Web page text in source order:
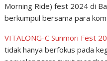
Morning Ride) fest 2024 di
berkumpul bersama para
VITALONG-C Sunmori Fest
tidak hanya berfokus pada